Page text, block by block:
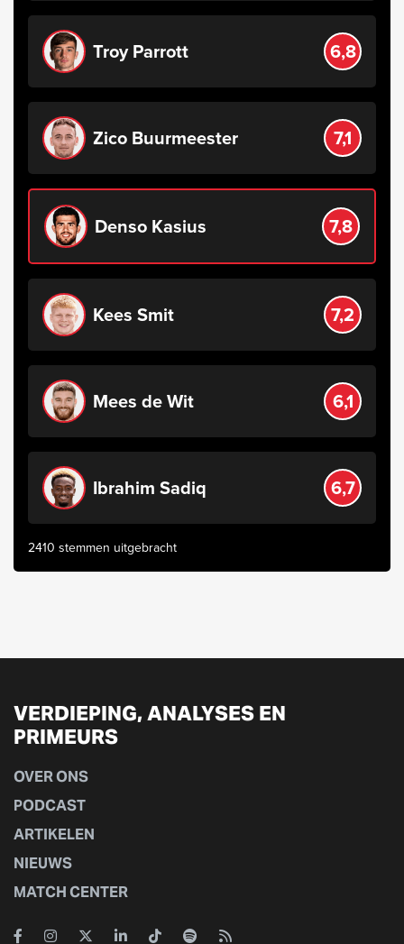
Troy Parrott 6,8
Zico Buurmeester 7,1
Denso Kasius 7,8
Kees Smit 7,2
Mees de Wit 6,1
Ibrahim Sadiq 6,7
2410 stemmen uitgebracht
VERDIEPING, ANALYSES EN
PRIMEURS
OVER ONS
PODCAST
ARTIKELEN
NIEUWS
MATCH CENTER